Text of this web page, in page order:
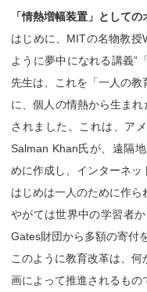
「情熱増幅装置」として
はじめに、MITの名物教授
ように夢中になれる講義”
先生は、これを「一人の教
に、個人の情熱から生ま
されました。これは、ア
Salman Khan氏が、遠隔
めに作成し、インターネッ
はじめは一人のために作ら
やがては世界中の学習者
Gates財団から多額の寄付
このように教育改革は、
画によって推進されるもの